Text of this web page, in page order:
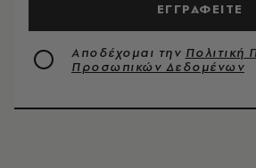
ΕΓΓΡΑΦΕΙΤΕ
Αποδέχομαι την Πολιτική
Προσωπικών Δεδομένων